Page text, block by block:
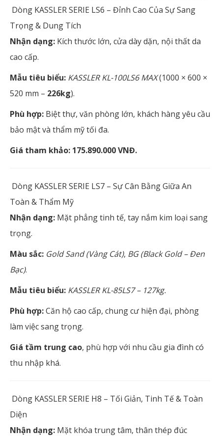
Dòng KASSLER SERIE LS6 – Đỉnh Cao Của Sự Sang
Trọng & Dung Tích
Nhận dạng: Kích thước lớn, cửa dày dặn, nội thất da
cao cấp.
Mẫu tiêu biểu: KASSLER KL-100LS6 MAX(1000 × 600 ×
520 mm – 226kg).
Phù hợp: Biệt thự, văn phòng lớn, khách hàng yêu cầu
bảo mật và thẩm mỹ tối đa.
Giá tham khảo: 175.890.000 VNĐ.
Dòng KASSLER SERIE LS7 – Sự Cân Bằng Giữa An
Toàn & Thẩm Mỹ
Nhận dạng: Mặt phẳng tinh tế, tay nắm kim loại sang
trọng.
Màu sắc: Gold Sand (Vàng Cát), BG (Black Gold – Đen
Bạc).
Mẫu tiêu biểu: KASSLER KL-85LS7 – 127kg.
Phù hợp:Căn hộ cao cấp, chung cư hiện đại, phòng
làm việc sang trọng.
Giá tầm trung cao, phù hợp với nhu cầu gia đình có
thu nhập khá.
Dòng KASSLER SERIE H8 – Tối Giản, Tinh Tế & Toàn
Diện
Nhận dạng: Mặt khóa trung tâm, thân thép đúc